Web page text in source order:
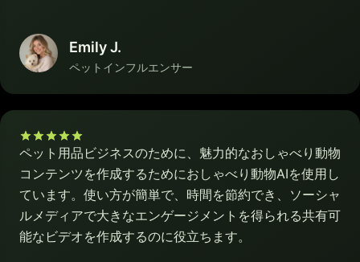
Emily J.
ペットインフルエンサー
ペット用品ビジネスのために、魅力的なおしゃべり動物
コンテンツを作成するためにおしゃべり動物AIを使用し
ています。使い方が簡単で、時間を節約でき、ソーシャ
ルメディアで大きなエンゲージメントを得られる共有可
能なビデオを作成するのに役立ちます。